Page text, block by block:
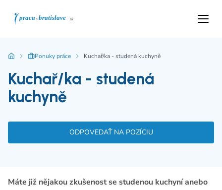
Ponuky práce Kuchař/ka - studená kuchyně
Kuchař/ka - studená
kuchyně
ODPOVEDAŤ NA POZÍCIU
Máte již nějakou zkušenost se studenou kuchyní anebo